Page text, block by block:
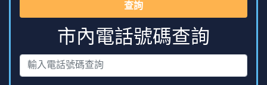
查詢
市內電話號碼查詢